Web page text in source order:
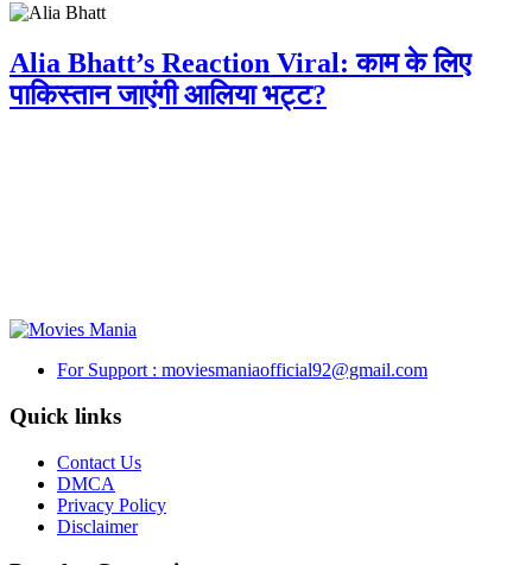
Alia Bhatt’s Reaction Viral: काम के लिए
पाकिस्तान जाएंगी आलिया भट्ट?
For Support : moviesmaniaofficial92@gmail.com
Quick links
Contact Us
DMCA
Privacy Policy
Disclaimer